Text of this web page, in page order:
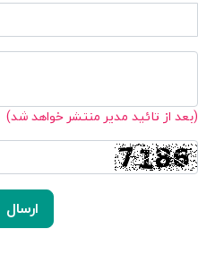
(بعد از تائید مدیر منتشر خواهد شد)
ارسال